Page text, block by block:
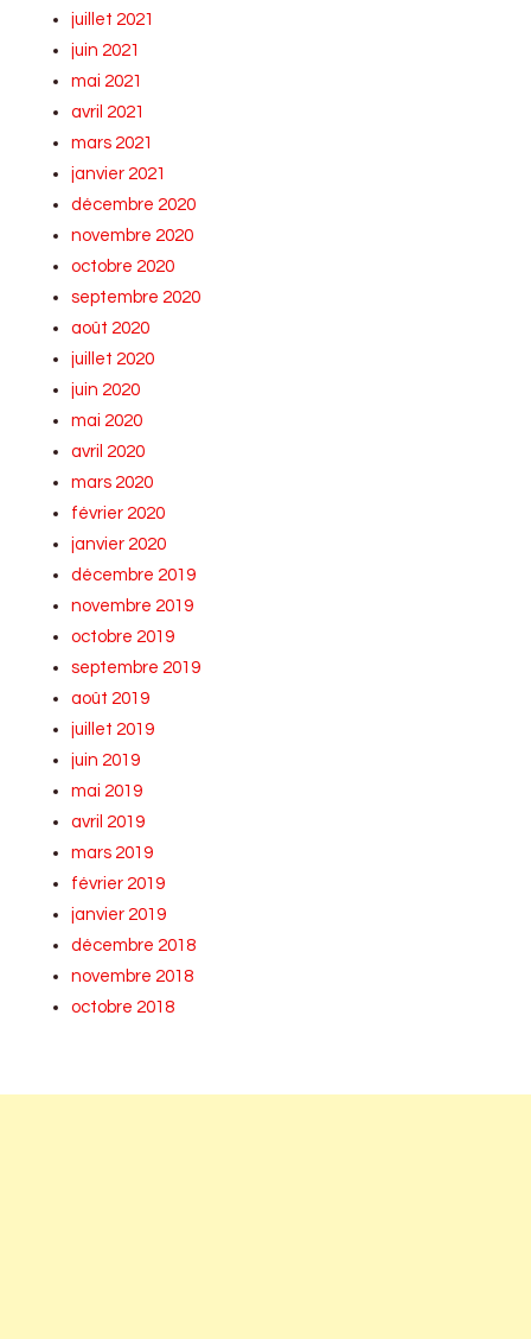
juillet 2021
juin 2021
mai 2021
avril 2021
mars 2021
janvier 2021
décembre 2020
novembre 2020
octobre 2020
septembre 2020
août 2020
juillet 2020
juin 2020
mai 2020
avril 2020
mars 2020
février 2020
janvier 2020
décembre 2019
novembre 2019
octobre 2019
septembre 2019
août 2019
juillet 2019
juin 2019
mai 2019
avril 2019
mars 2019
février 2019
janvier 2019
décembre 2018
novembre 2018
octobre 2018